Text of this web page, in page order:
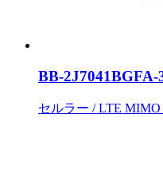
BB-2J7041BGFA-
セルラー / LTE